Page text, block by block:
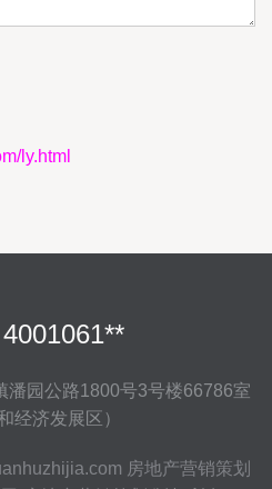
ly.html
潘园公路1800号3号楼66786室
经济发展区）
房地产营销策划